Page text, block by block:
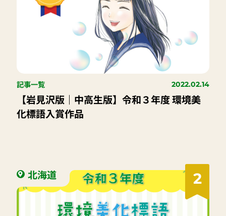
記事一覧 2022.02.14
【岩見沢版｜中高生版】令和３年度 環境美
化標語入賞作品
2
北海道